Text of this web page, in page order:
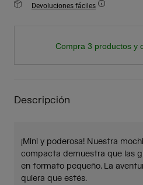
Devoluciones fáciles
Compra 3 productos y
Descripción
¡Mini y poderosa! Nuestra
compacta demuestra que las
en formato pequeño. La
quiera que estés.